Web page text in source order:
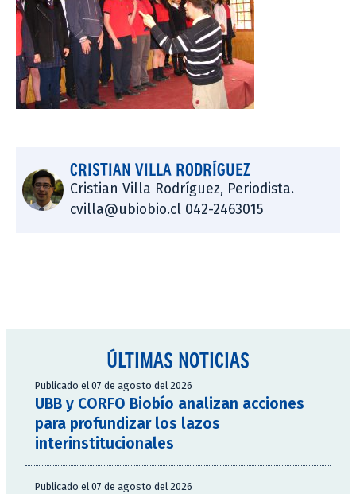
CRISTIAN VILLA RODRÍGUEZ
Cristian Villa Rodríguez, Periodista.
cvilla@ubiobio.cl 042-2463015
ÚLTIMAS NOTICIAS
Publicado el 07 de agosto del 2026
UBB y CORFO Biobío analizan acciones
para profundizar los lazos
interinstitucionales
Publicado el 07 de agosto del 2026